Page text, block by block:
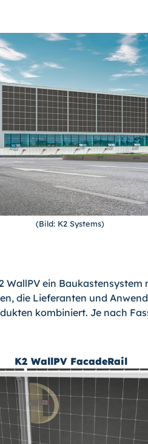
(Bild: K2 Systems)
ein Baukastensystem
die Lieferanten und
kombiniert. Je nach
K2 WallPV FacadeRail